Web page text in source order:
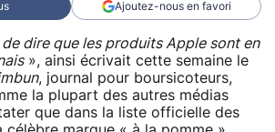
Ajoutez-nous en favori
dire que les produits Apple sont en
», ainsi écrivait cette semaine le
, journal pour boursicoteurs,
la plupart des autres médias
que dans la liste officielle des